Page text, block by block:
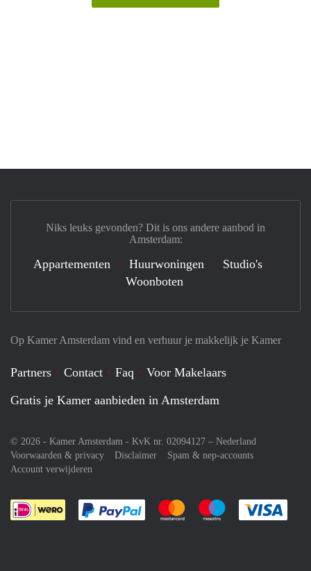
Op Kamer Amsterdam vind en verhuur je makkelijk je Kamer
Partners Contact Faq
Voor Makelaars
Gratis je Kamer aanbieden in Amsterdam
© 2026 - Kamer Amsterdam - KvK nr. 02094127 – Nederland
Voorwaarden & privacy
Disclaimer
Spam & nep-accounts
Account verwijderen
Je rekent gemakkelijk af met Paypal
Je rekent gemakkelijk af met
Je rekent
Niks leuks gevonden? Dit is ons andere aanbod in
Amsterdam:
Appartementen Huurwoningen
Studio's
Woonboten